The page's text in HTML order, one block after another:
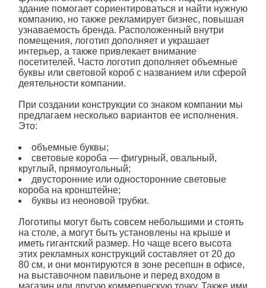
компанию, но также рекламирует бизнес, повышая
узнаваемость бренда. Расположенный внутри
помещения,логотипдополняет и украшает
интерьер, а также привлекает внимание
посетителей. Частологотипдополняет объемные
буквы или световой короб с названием или сферой
деятельности компании.
При создании конструкции со знаком компании мы
предлагаем несколько вариантов ее исполнения.
Это:
объемные буквы;
световые короба— фигурный, овальный,
круглый, прямоугольный;
двусторонние или односторонниесветовые
коробана кронштейне;
буквы из неоновой трубки.
Логотипы могут быть совсем небольшими и стоять
на столе, а могут быть установлены на крыше и
иметь гигантский размер. Но чаще всего высота
этих рекламных конструкций составляет от 20 до
80 см, и они монтируются в зоне ресепшнв офисе
на выставочном павильоне и перед входом в
магазин или другую коммерческую точку. Также ими
оформляют витрины, подиумы и фотозоны.